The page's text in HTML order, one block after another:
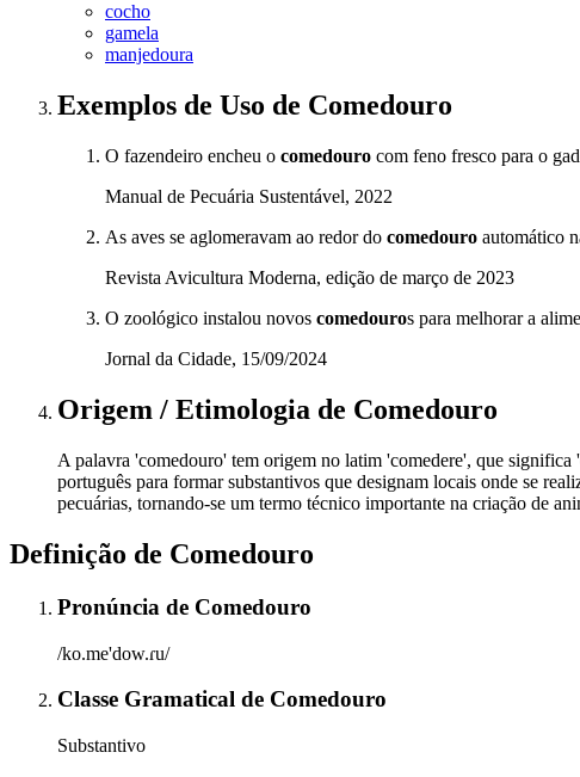
cocho
gamela
manjedoura
Exemplos de Uso de Comedouro
O fazendeiro encheu o comedouro com feno fresco para o
Manual de Pecuária Sustentável, 2022
As aves se aglomeravam ao redor do comedouro automático
Revista Avicultura Moderna, edição de março de 2023
O zoológico instalou novos comedouros para melhorar a
Jornal da Cidade, 15/09/2024
Origem / Etimologia de Comedouro
A palavra 'comedouro' tem origem no latim 'comedere', que
português para formar substantivos que designam locais onde se
pecuárias, tornando-se um termo técnico importante na criação de
Definição de Comedouro
Pronúncia de Comedouro
/ko.me'dow.ɾu/
Classe Gramatical de Comedouro
Substantivo